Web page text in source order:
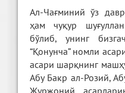
Ал-Чағминий ўз
ҳам чуқур
бўлиб, унинг
“Қонунча” номли
асари шарқнинг
Абу Бакр ал-Розий,